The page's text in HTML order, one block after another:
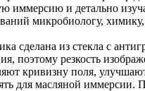
иммерсию и детально
микробиологу,
сделана из стекла с
поэтому резкость
кривизну поля,
для масляной иммерсии.